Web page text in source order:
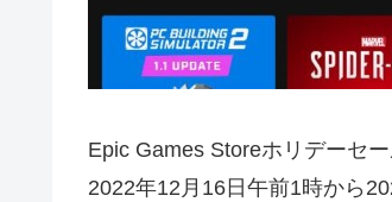
Epic Games Storeホリデーセ
2022年12月16日午前1時から